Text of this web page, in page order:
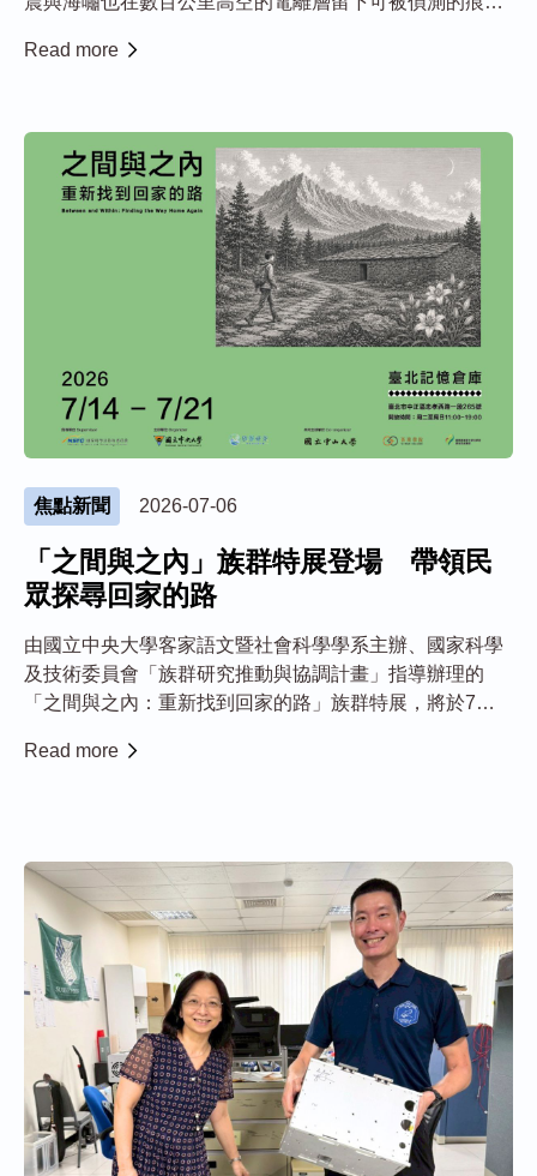
地科系玉山學者佐竹健治 (Kenji Satake) 教授與京都大學
Read more
焦點新聞 2026-07-06
「之間與之內」族群特展登場 帶領民
眾探尋回家的路
由國立中央大學客家語文暨社會科學學系主辦、國家科學
及技術委員會「族群研究推動與協調計畫」指導辦理的
「之間與之內：重新找到回家的路」族群特展，將於7月
的生命故事為主軸，透過影像、文字與展場設計，引領民
Read more